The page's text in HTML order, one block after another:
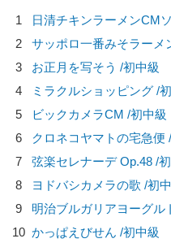
1
日清チキンラーメンCM
2
サッポロ一番みそラーメ
3
お正月を写そう /初中級
4
ミラクルショッピング /
5
ビックカメラCM /初中級
6
クロネコヤマトの宅急便
7
弦楽セレナーデ Op.48 /
8
ヨドバシカメラの歌 /初
9
明治ブルガリアヨーグル
10 かっぱえびせん /初中級